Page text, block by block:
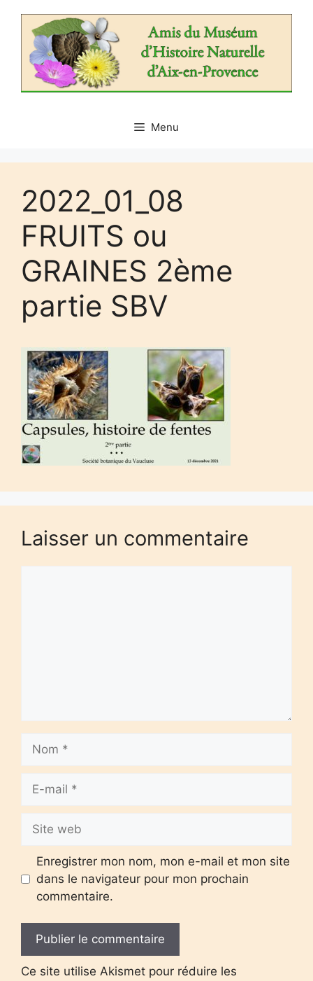
contenu
Menu
2022_01_08
FRUITS ou
GRAINES 2ème
partie SBV
Laisser un commentaire
mail
web
Enregistrer mon nom, mon e-mail et mon site
dans le navigateur pour mon prochain
commentaire.
Ce site utilise Akismet pour réduire les